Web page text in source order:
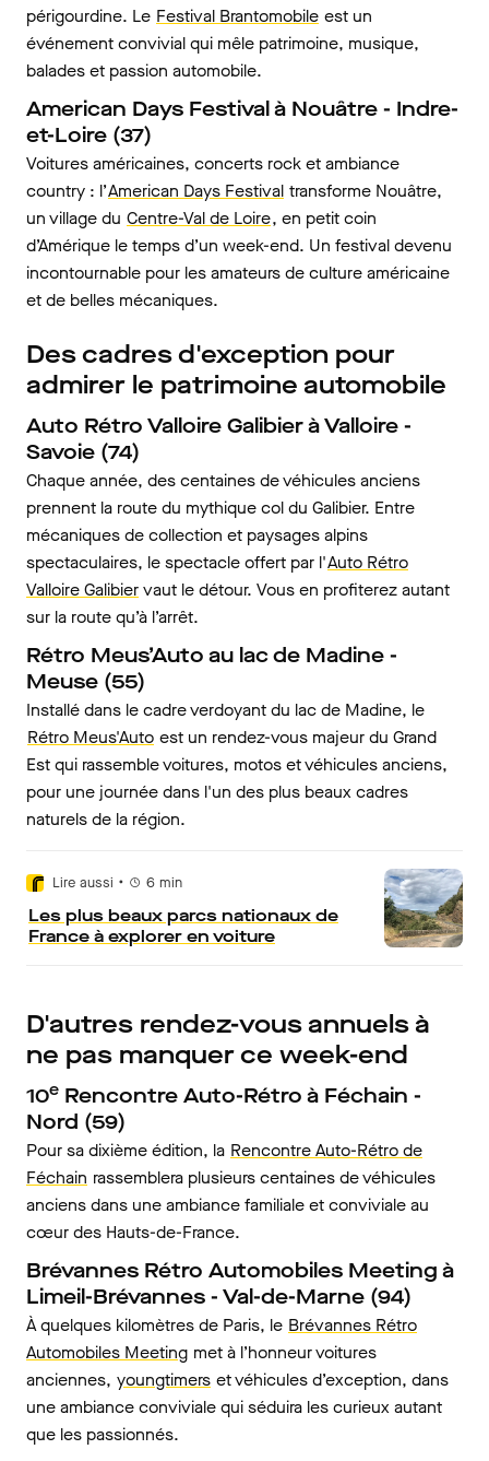
périgourdine. Le Festival Brantomobile est un
événement convivial qui mêle patrimoine, musique,
balades et passion automobile.
American Days Festival à Nouâtre - Indre-
et-Loire (37)
Voitures américaines, concerts rock et ambiance
country : l’American Days Festival transforme Nouâtre,
un village du Centre-Val de Loire, en petit coin
d’Amérique le temps d’un week-end. Un festival devenu
incontournable pour les amateurs de culture américaine
et de belles mécaniques.
Des cadres d'exception pour
admirer le patrimoine automobile
Auto Rétro Valloire Galibier à Valloire -
Savoie (74)
Chaque année, des centaines de véhicules anciens
prennent la route du mythique col du Galibier. Entre
mécaniques de collection et paysages alpins
spectaculaires, le spectacle offert par l'Auto Rétro
Valloire Galibiervaut le détour. Vous en profiterez autant
sur la route qu’à l’arrêt.
Rétro Meus’Auto au lac de Madine -
Meuse (55)
Installé dans le cadre verdoyant du lac de Madine, le
Rétro Meus'Auto est un rendez-vous majeur du Grand
Est qui rassemble voitures, motos et véhicules anciens,
pour une journée dans l'un des plus beaux cadres
naturels de la région.
Lire aussi • 6 min
Les plus beaux parcs nationaux de
France à explorer en voiture
D'autres rendez-vous annuels à
ne pas manquer ce week-end
10e Rencontre Auto-Rétro à Féchain -
Nord (59)
Pour sa dixième édition, la Rencontre Auto-Rétro de
Féchain rassemblera plusieurs centaines de véhicules
anciens dans une ambiance familiale et conviviale au
cœur des Hauts-de-France.
Brévannes Rétro Automobiles Meeting à
Limeil-Brévannes - Val-de-Marne (94)
À quelques kilomètres de Paris, le Brévannes Rétro
Automobiles Meeting met à l’honneur voitures
anciennes, youngtimers et véhicules d’exception, dans
une ambiance conviviale qui séduira les curieux autant
que les passionnés.